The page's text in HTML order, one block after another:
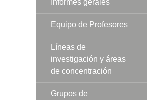
Informes gerales
Equipo de Profesores
Líneas de
investigación y áreas
de concentración
Grupos de